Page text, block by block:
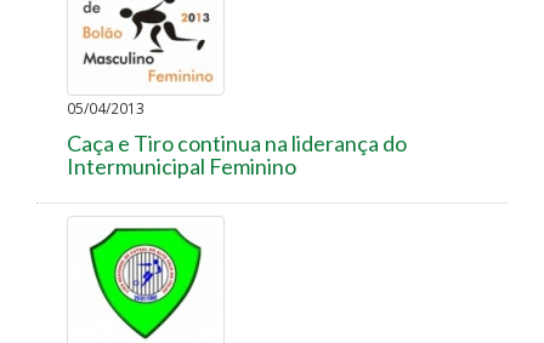
05/04/2013
Caça e Tiro continua na liderança do
Intermunicipal Feminino